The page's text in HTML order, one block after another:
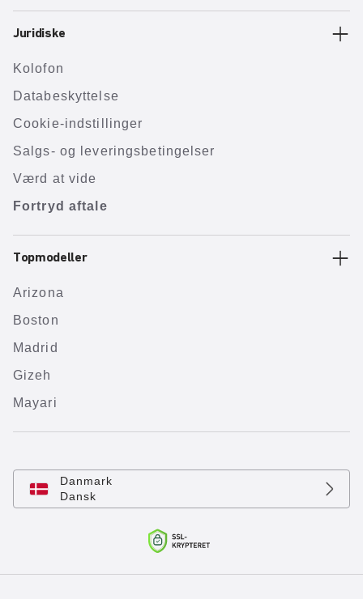
Juridiske
Kolofon
Databeskyttelse
Cookie-indstillinger
Salgs- og leveringsbetingelser
Værd at vide
Fortryd aftale
Topmodeller
Arizona
Boston
Madrid
Gizeh
Mayari
Danmark
Dansk